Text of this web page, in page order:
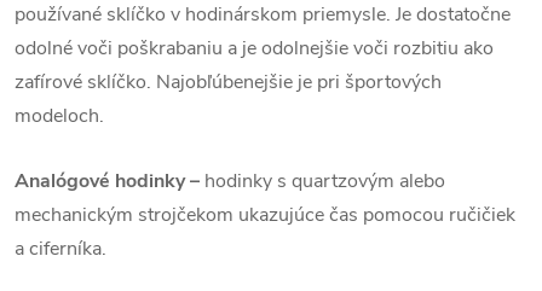
používané sklíčko v hodinárskom priemysle. Je dostatočne
odolné voči poškrabaniu a je odolnejšie voči rozbitiu ako
zafírové sklíčko. Najobľúbenejšie je pri športových
modeloch.
Analógové hodinky – hodinky s quartzovým alebo
mechanickým strojčekom ukazujúce čas pomocou ručičiek
a ciferníka.